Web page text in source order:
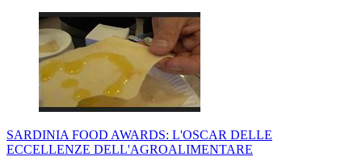
SARDINIA FOOD AWARDS: L'OSCAR DELLE
ECCELLENZE DELL'AGROALIMENTARE